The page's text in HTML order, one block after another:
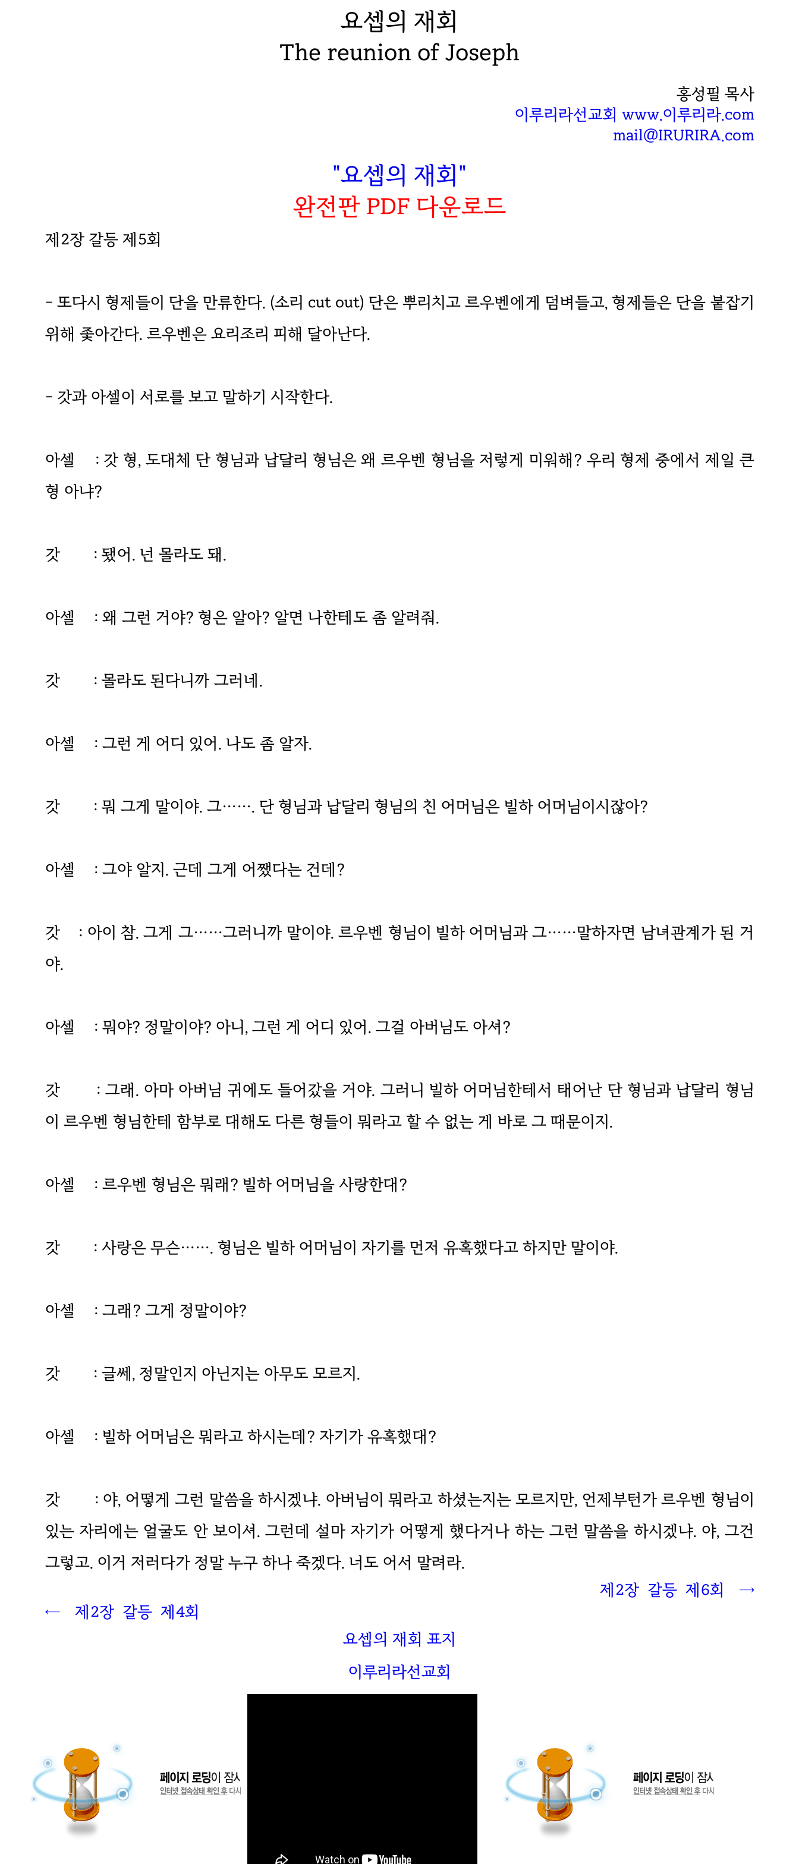
요셉의 재회
The reunion of Joseph
홍성필 목사
이루리라선교회 www.이루리라.com
mail@IRURIRA.com
"요셉의 재회"
완전판 PDF 다운로드
제2장 갈등 제5회
- 또다시 형제들이 단을 만류한다. (소리 cut out) 단은 뿌리치고 르우벤에게 덤벼들고, 형제들은 단을 붙잡기
위해 좇아간다. 르우벤은 요리조리 피해 달아난다.
- 갓과 아셀이 서로를 보고 말하기 시작한다.
아셀 : 갓 형, 도대체 단 형님과 납달리 형님은 왜 르우벤 형님을 저렇게 미워해? 우리 형제 중에서 제일 큰
형 아냐?
갓 : 됐어. 넌 몰라도 돼.
아셀 : 왜 그런 거야? 형은 알아? 알면 나한테도 좀 알려줘.
갓 : 몰라도 된다니까 그러네.
아셀 : 그런 게 어디 있어. 나도 좀 알자.
갓 : 뭐 그게 말이야. 그……. 단 형님과 납달리 형님의 친 어머님은 빌하 어머님이시잖아?
아셀 : 그야 알지. 근데 그게 어쨌다는 건데?
갓 : 아이 참. 그게 그……그러니까 말이야. 르우벤 형님이 빌하 어머님과 그……말하자면 남녀관계가 된 거
야.
아셀 : 뭐야? 정말이야? 아니, 그런 게 어디 있어. 그걸 아버님도 아셔?
갓 : 그래. 아마 아버님 귀에도 들어갔을 거야. 그러니 빌하 어머님한테서 태어난 단 형님과 납달리 형님
이 르우벤 형님한테 함부로 대해도 다른 형들이 뭐라고 할 수 없는 게 바로 그 때문이지.
아셀 : 르우벤 형님은 뭐래? 빌하 어머님을 사랑한대?
갓 : 사랑은 무슨……. 형님은 빌하 어머님이 자기를 먼저 유혹했다고 하지만 말이야.
아셀 : 그래? 그게 정말이야?
갓 : 글쎄, 정말인지 아닌지는 아무도 모르지.
아셀 : 빌하 어머님은 뭐라고 하시는데? 자기가 유혹했대?
갓 : 야, 어떻게 그런 말씀을 하시겠냐. 아버님이 뭐라고 하셨는지는 모르지만, 언제부턴가 르우벤 형님이
있는 자리에는 얼굴도 안 보이셔. 그런데 설마 자기가 어떻게 했다거나 하는 그런 말씀을 하시겠냐. 야, 그건
그렇고. 이거 저러다가 정말 누구 하나 죽겠다. 너도 어서 말려라.
제2장 갈등 제6회 →
← 제2장 갈등 제4회
요셉의 재회 표지
이루리라선교회